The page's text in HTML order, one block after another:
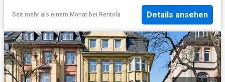
Seit mehr als einem Monat bei Rentola Details ansehen